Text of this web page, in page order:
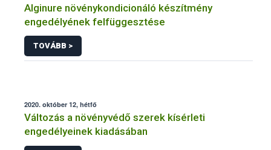
Alginure növénykondicionáló készítmény
engedélyének felfüggesztése
TOVÁBB >
2020. október 12, hétfő
Változás a növényvédő szerek kísérleti
engedélyeinek kiadásában